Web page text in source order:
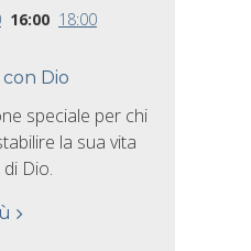
16:00 18:00
Dio
speciale per chi
la sua vita
Dio.